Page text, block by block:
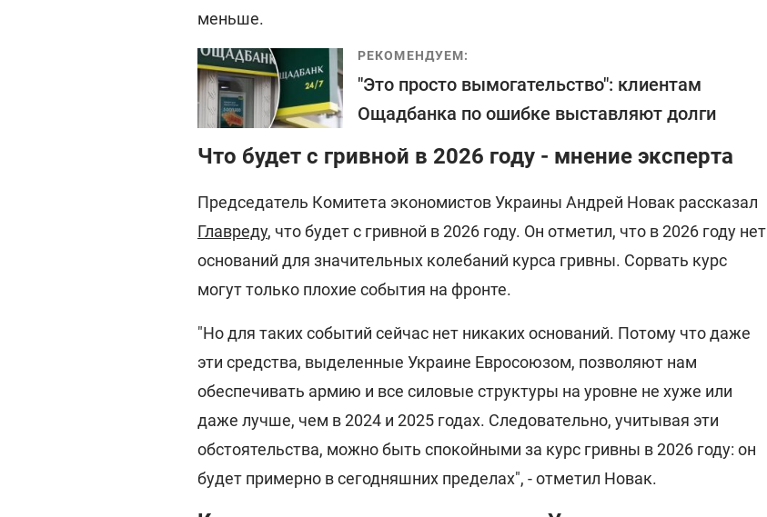
меньше.
РЕКОМЕНДУЕМ:
"Это просто вымогательство": клиентам
Ощадбанка по ошибке выставляют долги
Что будет с гривной в 2026 году - мнение эксперта
Председатель Комитета экономистов Украины Андрей Новак рассказал
Главреду, что будет с гривной в 2026 году. Он отметил, что в 2026 году нет
оснований для значительных колебаний курса гривны. Сорвать курс
могут только плохие события на фронте.
"Но для таких событий сейчас нет никаких оснований. Потому что даже
эти средства, выделенные Украине Евросоюзом, позволяют нам
обеспечивать армию и все силовые структуры на уровне не хуже или
даже лучше, чем в 2024 и 2025 годах. Следовательно, учитывая эти
обстоятельства, можно быть спокойными за курс гривны в 2026 году: он
будет примерно в сегодняшних пределах", - отметил Новак.